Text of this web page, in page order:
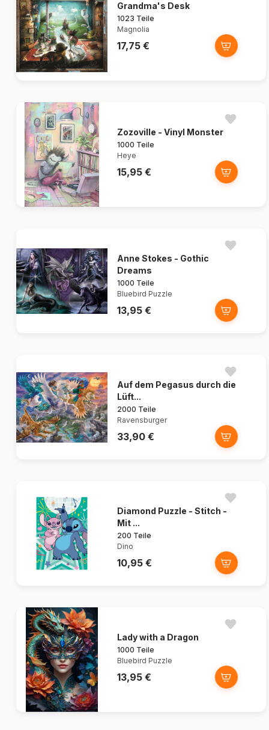
Grandma's Desk
1023 Teile
Magnolia
17,75 €
Zozoville - Vinyl Monster
1000 Teile
Heye
15,95 €
Anne Stokes - Gothic
Dreams
1000 Teile
Bluebird Puzzle
13,95 €
Auf dem Pegasus durch die
Lüft...
2000 Teile
Ravensburger
33,90 €
Diamond Puzzle - Stitch -
Mit ...
200 Teile
Dino
10,95 €
Lady with a Dragon
1000 Teile
Bluebird Puzzle
13,95 €